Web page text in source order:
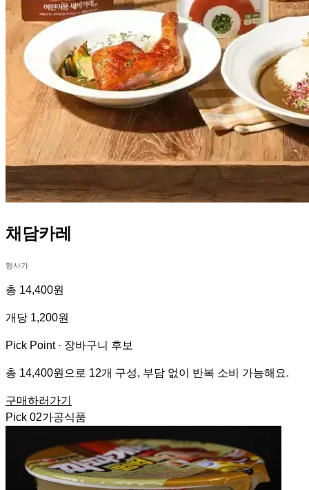
채담카레
행사가
총 14,400원
개당 1,200원
Pick Point · 장바구니 후보
총 14,400원으로 12개 구성, 부담 없이 반복 소비 가능해요.
구매하러가기
Pick 02가공식품